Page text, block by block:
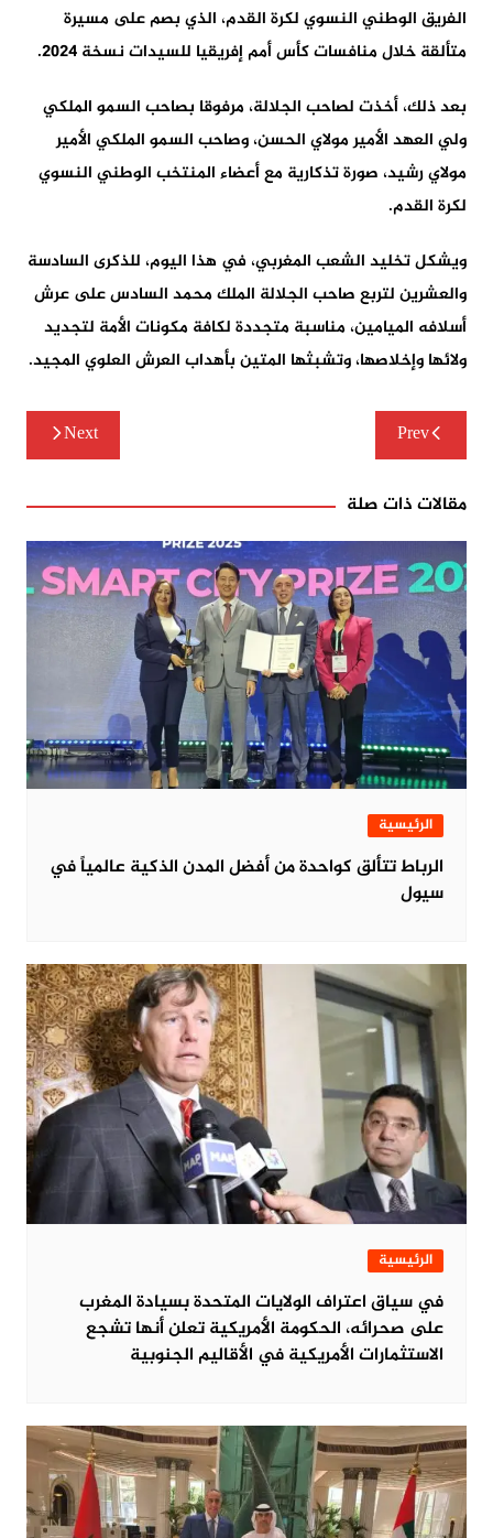
الفريق الوطني النسوي لكرة القدم، الذي بصم على مسيرة
متألقة خلال منافسات كأس أمم إفريقيا للسيدات نسخة 2024.
بعد ذلك، أخذت لصاحب الجلالة، مرفوقا بصاحب السمو الملكي
ولي العهد الأمير مولاي الحسن، وصاحب السمو الملكي الأمير
مولاي رشيد، صورة تذكارية مع أعضاء المنتخب الوطني النسوي
لكرة القدم.
ويشكل تخليد الشعب المغربي، في هذا اليوم، للذكرى السادسة
والعشرين لتربع صاحب الجلالة الملك محمد السادس على عرش
أسلافه الميامين، مناسبة متجددة لكافة مكونات الأمة لتجديد
ولائها وإخلاصها، وتشبثها المتين بأهداب العرش العلوي المجيد.
تصفّح
المقالاتPrev
Next
مقالات ذات صلة
الرئيسية
الرباط تتألق كواحدة من أفضل المدن الذكية عالمياً في
سيول
الرئيسية
في سياق اعتراف الولايات المتحدة بسيادة المغرب
على صحرائه، الحكومة الأمريكية تعلن أنها تشجع
الاستثمارات الأمريكية في الأقاليم الجنوبية